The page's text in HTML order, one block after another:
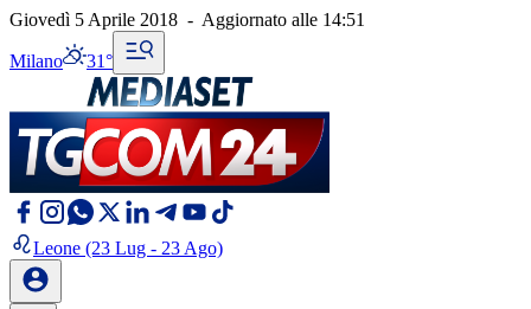
Giovedì 5 Aprile 2018 - Aggiornato alle 14:51
Milano 31°
Leone (23 Lug - 23 Ago)